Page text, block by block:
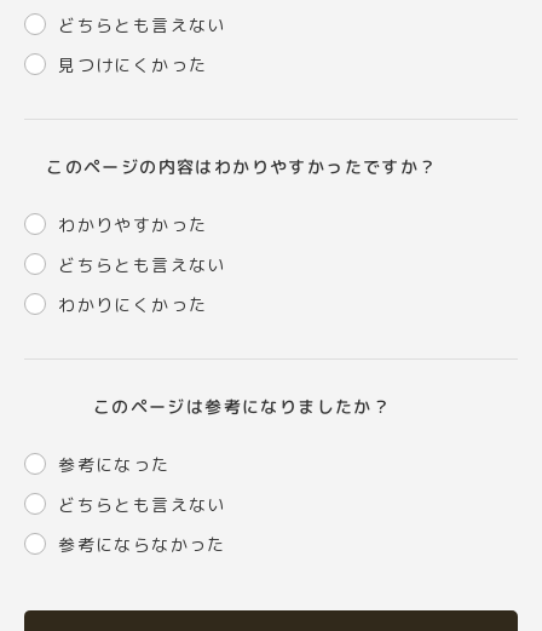
どちらとも言えない
見つけにくかった
このページの内容はわかりやすかったですか？
わかりやすかった
どちらとも言えない
わかりにくかった
このページは参考になりましたか？
参考になった
どちらとも言えない
参考にならなかった